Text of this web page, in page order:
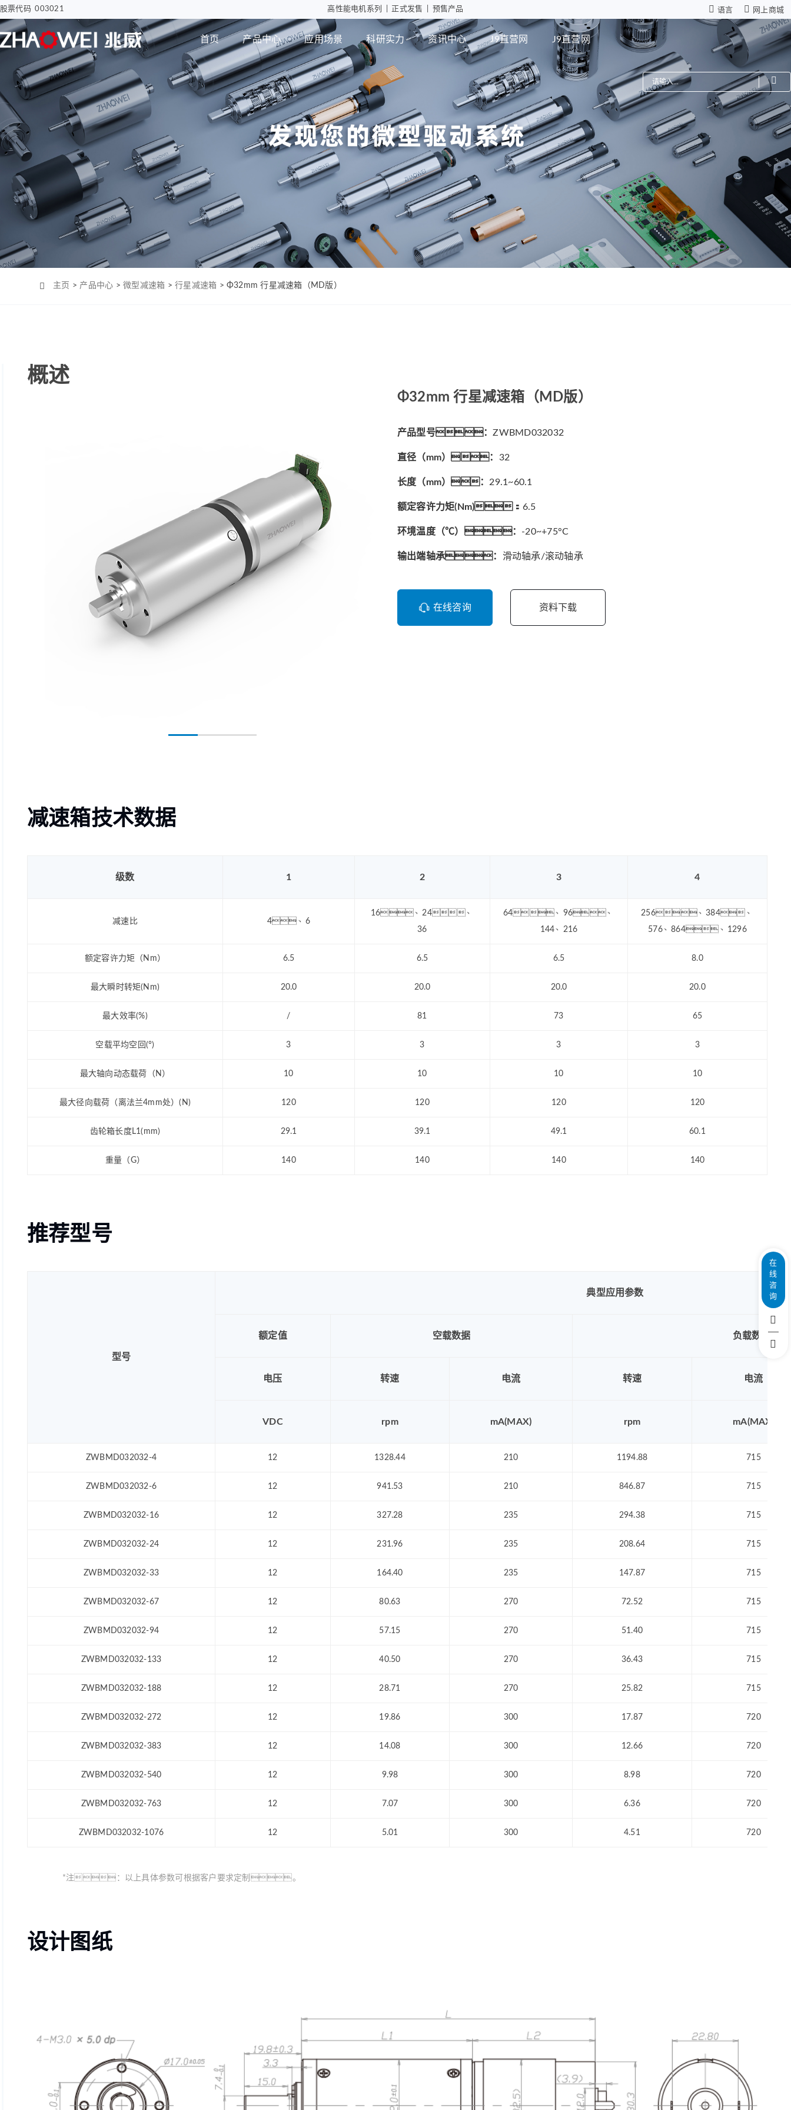
股票代码 003021 高性能电机系列 正式发售 预售产品 语言 网上商城
首页 产品中心
步进电机
电机
拇指并排直线电机
Φ12mm拇指直线电机
Φ12mm掌心直线电
Φ12mm掌心直线电
Φ8mm 编码器
Φ12mm 编码器
Φ22mm 编码器
Φ38mm 编码器
无刷空心杯电机
Φ4mm（MC0408）
Φ6mm（CL0623）
Φ22mm （MC2232）
Φ22mm（MC2250）
行星减速箱
PD版本
ZWPD Φ4.3mm系列
ZWPD Φ6mm系列
ZWPD Φ8mm系列
ZWPD Φ10mm系列
ZWPD Φ12mm系列
ZWPD Φ16mm系列
ZWPD Φ20mm系列
MD版本
ZWMD Φ3.4mm系列
ZWMD Φ4.3mm系列
ZWMD Φ6mm系列
ZWMD Φ8mm系列
ZWMD Φ10mm系列
ZWMD Φ12mm系列
ZWMD Φ38mm系列
行星减速箱（高性能版）
ZWSMD Φ4mm系列
ZWSMD Φ6mm系列
ZWSMD Φ8mm系列
ZWSMD Φ10mm系列
ZWSMD Φ12mm系列
ZWSMD Φ16mm系列
ZWSMD Φ19mm系列
零背隙齿轮箱
电路板
应用场景
智能汽车屏幕解决方案
电子驻车MGU
智能尾门伸缩
骨科手术创面清洗泵
胰岛素注射泵
工业自动化
高性能电机应用
智能消费
摄像头模组
微型瞳距调节驱动系统
机器人
仿生机器人灵巧手
科研实力
研发实力 设计实力 智能制造 检测能力
资讯中心
企业动态 展会活动 行业资讯 常见问题
J9直营网
公司介绍 可持续发展 J9直营网
J9直营网
主页 > 产品中心 >微型减速箱 >行星减速箱 > Φ32mm 行星减速箱（MD版）
概述
Φ32mm 行星减速箱（MD版）
产品型号：ZWBMD032032
直径（mm）： 32
长度（mm）： 29.1~60.1
额定容许力矩(Nm)： 6.5
环境温度（℃）： -20~+75°C
输出端轴承： 滑动轴承/滚动轴承
在线咨询 资料下载
减速箱技术数据
级数 1 2 3 4
减速比 4、6
16、24、
36
64、96、
144、216
256、384、
576、864、1296
额定容许力矩（Nm） 6.5 6.5 6.5 8.0
最大瞬时转矩(Nm) 20.0 20.0 20.0 20.0
最大效率(%) / 81 73 65
空载平均空回(°) 3 3 3 3
最大轴向动态载荷（N） 10 10 10 10
最大径向载荷（离法兰4mm处）(N) 120 120 120 120
齿轮箱长度L1(mm) 29.1 39.1 49.1 60.1
重量（G） 140 140 140 140
推荐型号
型号
典型应用参数
额定值 空载数据 负载数据
电压 转速 电流 转速 电流
VDC rpm mA(MAX) rpm mA(MAX)
ZWBMD032032-4 12 1328.44 210 1194.88 715
ZWBMD032032-6 12 941.53 210 846.87 715
ZWBMD032032-16 12 327.28 235 294.38 715
ZWBMD032032-24 12 231.96 235 208.64 715
ZWBMD032032-33 12 164.40 235 147.87 715
ZWBMD032032-67 12 80.63 270 72.52 715
ZWBMD032032-94 12 57.15 270 51.40 715
ZWBMD032032-133 12 40.50 270 36.43 715
ZWBMD032032-188 12 28.71 270 25.82 715
ZWBMD032032-272 12 19.86 300 17.87 720
ZWBMD032032-383 12 14.08 300 12.66 720
ZWBMD032032-540 12 9.98 300 8.98 720
ZWBMD032032-763 12 7.07 300 6.36 720
ZWBMD032032-1076 12 5.01 300 4.51 720
*注：以上具体参数可根据客户要求定制。
设计图纸
在
线
咨
询